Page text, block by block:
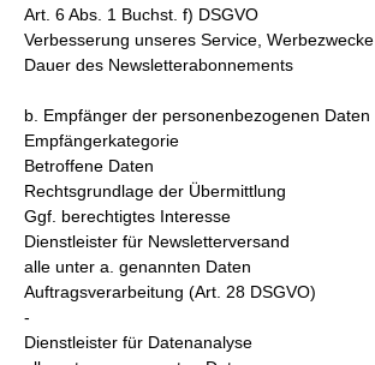
Art. 6 Abs. 1 Buchst. f) DSGVO
Verbesserung unseres Service, Werbezwecke
Dauer des Newsletterabonnements
b. Empfänger der personenbezogenen Daten
Empfängerkategorie
Betroffene Daten
Rechtsgrundlage der Übermittlung
Ggf. berechtigtes Interesse
Dienstleister für Newsletterversand
alle unter a. genannten Daten
Auftragsverarbeitung (Art. 28 DSGVO)
-
Dienstleister für Datenanalyse